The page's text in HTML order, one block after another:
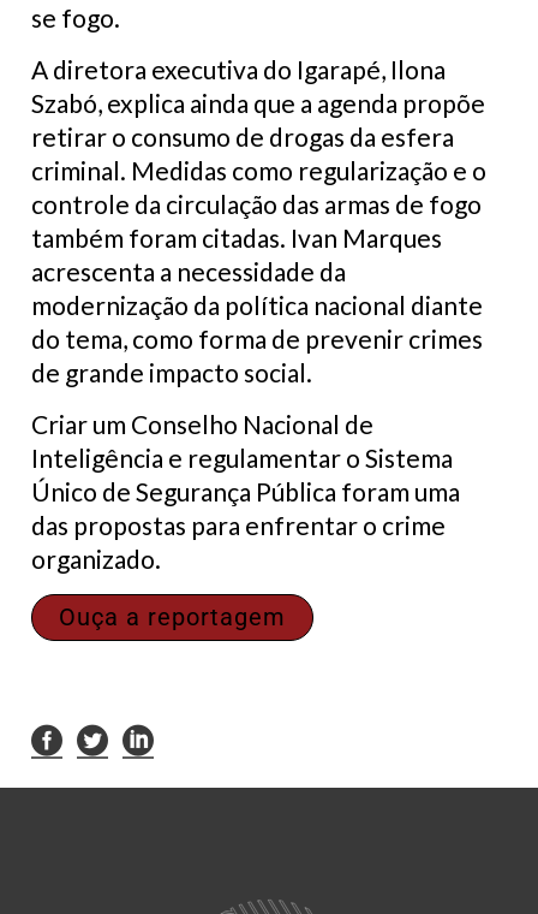
se fogo.
A diretora executiva do Igarapé, Ilona
Szabó, explica ainda que a agenda propõe
retirar o consumo de drogas da esfera
criminal. Medidas como regularização e o
controle da circulação das armas de fogo
também foram citadas. Ivan Marques
acrescenta a necessidade da
modernização da política nacional diante
do tema, como forma de prevenir crimes
de grande impacto social.
Criar um Conselho Nacional de
Inteligência e regulamentar o Sistema
Único de Segurança Pública foram uma
das propostas para enfrentar o crime
organizado.
Ouça a reportagem